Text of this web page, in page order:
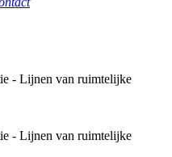
- Lijnen van ruimtelijke
- Lijnen van ruimtelijke